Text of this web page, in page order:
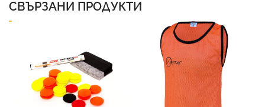
СВЪРЗАНИ ПРОДУКТИ